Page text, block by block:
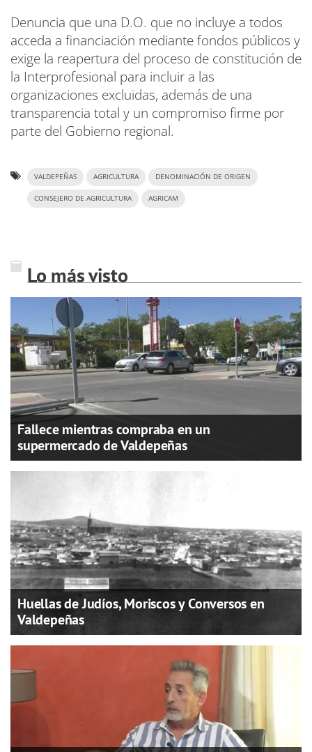
Denuncia que una D.O. que no incluye a todos
acceda a financiación mediante fondos públicos y
exige la reapertura del proceso de constitución de
la Interprofesional para incluir a las
organizaciones excluidas, además de una
transparencia total y un compromiso firme por
parte del Gobierno regional.
VALDEPEÑAS AGRICULTURA DENOMINACIÓN DE ORIGEN
CONSEJERO DE AGRICULTURA AGRICAM
Lo más visto
Fallece mientras compraba en un
supermercado de Valdepeñas
Huellas de Judíos, Moriscos y Conversos en
Valdepeñas